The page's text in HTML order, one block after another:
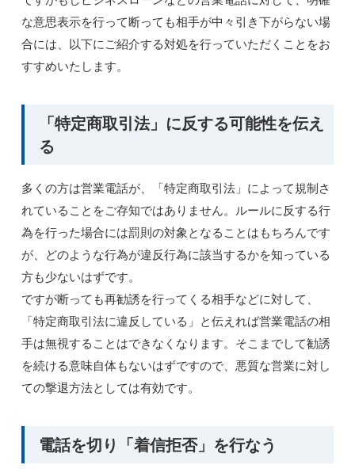
な意思表示を行って断っても相手が中々引き下がらない場
合には、以下にご紹介する対処を行っていただくことをお
すすめいたします。
「特定商取引法」に反する可能性を伝え
る
多くの方は営業電話が、「特定商取引法」によって規制さ
れていることをご存知ではありません。ルールに反する行
為を行った場合には罰則の対象となることはもちろんです
が、どのような行為が違反行為に該当するかを知っている
方も少ないはずです。
ですが断っても再勧誘を行ってくる相手などに対して、
「特定商取引法に違反している」と伝えれば営業電話の相
手は無視することはできなくなります。そこまでして勧誘
を続ける意味自体もないはずですので、悪質な営業に対し
ての撃退方法としては有効です。
電話を切り「着信拒否」を行なう